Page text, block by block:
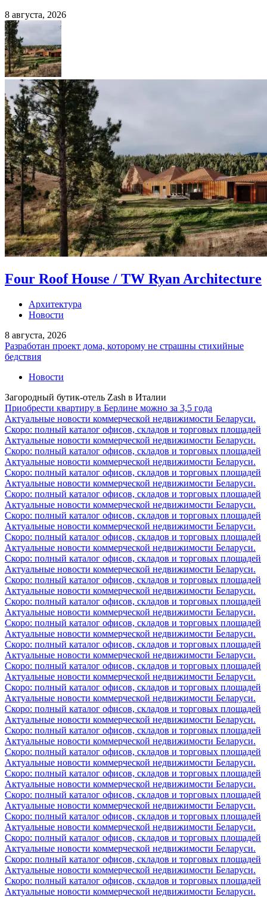
8 августа, 2026
Four Roof House / TW Ryan Architecture
Архитектура
Новости
8 августа, 2026
Разработан проект дома, которому не страшны стихийные
бедствия
Новости
Загородный бутик-отель Zash в Италии
Приобрести квартиру в Берлине можно за 3,5 года
Актуальные новости коммерческой недвижимости Беларуси.
Скоро: полный каталог офисов, складов и торговых площадей
Актуальные новости коммерческой недвижимости Беларуси.
Скоро: полный каталог офисов, складов и торговых площадей
Актуальные новости коммерческой недвижимости Беларуси.
Скоро: полный каталог офисов, складов и торговых площадей
Актуальные новости коммерческой недвижимости Беларуси.
Скоро: полный каталог офисов, складов и торговых площадей
Актуальные новости коммерческой недвижимости Беларуси.
Скоро: полный каталог офисов, складов и торговых площадей
Актуальные новости коммерческой недвижимости Беларуси.
Скоро: полный каталог офисов, складов и торговых площадей
Актуальные новости коммерческой недвижимости Беларуси.
Скоро: полный каталог офисов, складов и торговых площадей
Актуальные новости коммерческой недвижимости Беларуси.
Скоро: полный каталог офисов, складов и торговых площадей
Актуальные новости коммерческой недвижимости Беларуси.
Скоро: полный каталог офисов, складов и торговых площадей
Актуальные новости коммерческой недвижимости Беларуси.
Скоро: полный каталог офисов, складов и торговых площадей
Актуальные новости коммерческой недвижимости Беларуси.
Скоро: полный каталог офисов, складов и торговых площадей
Актуальные новости коммерческой недвижимости Беларуси.
Скоро: полный каталог офисов, складов и торговых площадей
Актуальные новости коммерческой недвижимости Беларуси.
Скоро: полный каталог офисов, складов и торговых площадей
Актуальные новости коммерческой недвижимости Беларуси.
Скоро: полный каталог офисов, складов и торговых площадей
Актуальные новости коммерческой недвижимости Беларуси.
Скоро: полный каталог офисов, складов и торговых площадей
Актуальные новости коммерческой недвижимости Беларуси.
Скоро: полный каталог офисов, складов и торговых площадей
Актуальные новости коммерческой недвижимости Беларуси.
Скоро: полный каталог офисов, складов и торговых площадей
Актуальные новости коммерческой недвижимости Беларуси.
Скоро: полный каталог офисов, складов и торговых площадей
Актуальные новости коммерческой недвижимости Беларуси.
Скоро: полный каталог офисов, складов и торговых площадей
Актуальные новости коммерческой недвижимости Беларуси.
Скоро: полный каталог офисов, складов и торговых площадей
Актуальные новости коммерческой недвижимости Беларуси.
Скоро: полный каталог офисов, складов и торговых площадей
Актуальные новости коммерческой недвижимости Беларуси.
Скоро: полный каталог офисов, складов и торговых площадей
Актуальные новости коммерческой недвижимости Беларуси.